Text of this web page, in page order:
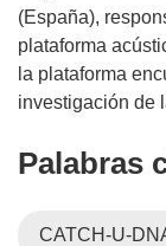
(España),
plataforma
la plataforma
investigación de
Palabras
CATCH-U-